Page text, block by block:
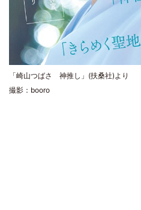
「崎山つばさ 神推し」(扶桑社)より
撮影：booro